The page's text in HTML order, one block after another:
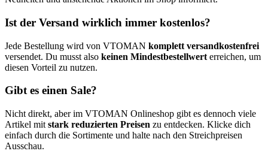
Ist der Versand wirklich immer kostenlos?
Jede Bestellung wird von VTOMAN komplett versandkostenfrei
versendet. Du musst also keinen Mindestbestellwert erreichen, um
diesen Vorteil zu nutzen.
Gibt es einen Sale?
Nicht direkt, aber im VTOMAN Onlineshop gibt es dennoch viele
Artikel mit stark reduzierten Preisen zu entdecken. Klicke dich
einfach durch die Sortimente und halte nach den Streichpreisen
Ausschau.